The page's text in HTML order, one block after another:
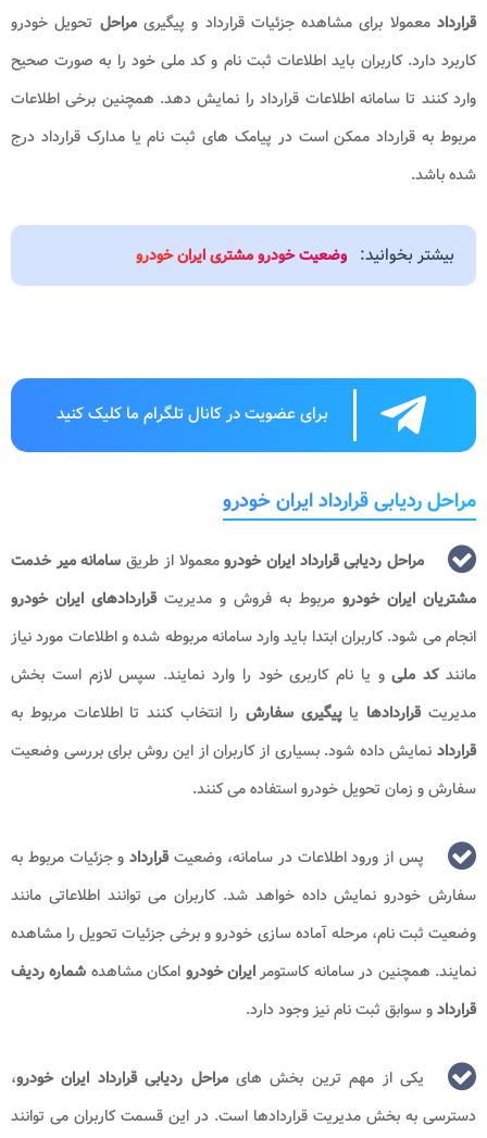
قراردادمعمولا برای مشاهده جزئیات قرارداد و پیگیریمراحل تحویل خودرو
کاربرد دارد. کاربران باید اطلاعات ثبت نام و کد ملی خود را به صورت صحیح
وارد کنند تا سامانه اطلاعات قرارداد را نمایش دهد. همچنین برخی اطلاعات
مربوط به قرارداد ممکن است در پیامک های ثبت نام یا مدارک قرارداد درج
شده باشد.
بیشتر بخوانید: وضعیت خودرو مشتری ایران خودرو
برای عضویت در کانال تلگرام ما کلیک کنید
مراحل ردیابی قرارداد ایران خودرو
مراحل ردیابی قرارداد ایران خودرومعمولا از طریق سامانه میر خدمت
مشتریان ایران خودرو مربوط به فروش و مدیریتقراردادهای ایران خودرو
انجام می شود. کاربران ابتدا باید وارد سامانه مربوطه شده و اطلاعات مورد نیاز
مانندکد ملیو یا نام کاربری خود را وارد نمایند. سپس لازم است بخش
مدیریتقراردادها یاپیگیری سفارش را انتخاب کنند تا اطلاعات مربوط به
قرارداد نمایش داده شود. بسیاری از کاربران از این روش برای بررسی وضعیت
سفارش و زمان تحویل خودرو استفاده می کنند.
پس از ورود اطلاعات در سامانه، وضعیتقراردادو جزئیات مربوط به
سفارش خودرو نمایش داده خواهد شد. کاربران می توانند اطلاعاتی مانند
وضعیت ثبت نام، مرحله آماده سازی خودرو و برخی جزئیات تحویل را مشاهده
نمایند. همچنین در سامانه کاستومرایران خودرو امکان مشاهده شماره ردیف
قراردادو سوابق ثبت نام نیز وجود دارد.
یکی از مهم ترین بخش هایمراحل ردیابی قرارداد ایران خودرو،
دسترسی به بخش مدیریت قراردادها است. در این قسمت کاربران می توانند